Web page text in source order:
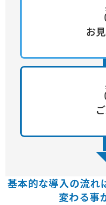
お
基本的な導入の流れ
変わる事